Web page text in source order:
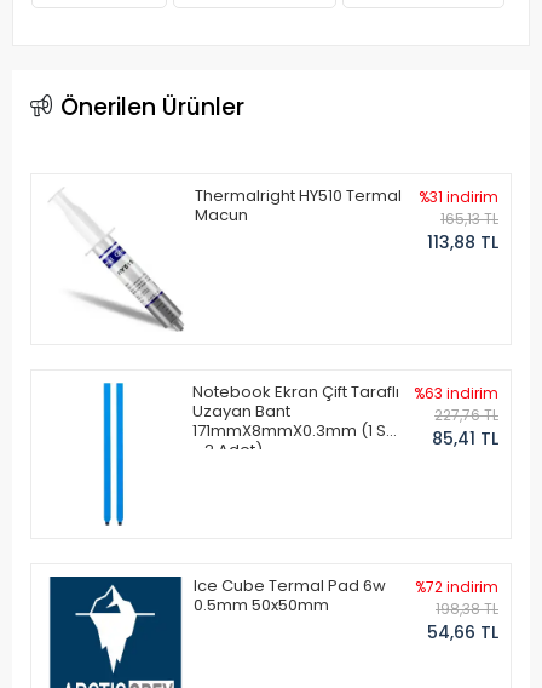
Önerilen Ürünler
Thermalright HY510 Termal
Macun
%31 indirim
165,13 TL
113,88 TL
Notebook Ekran Çift Taraflı
Uzayan Bant
171mmX8mmX0.3mm (1 Set
- 2 Adet)
%63 indirim
227,76 TL
85,41 TL
Ice Cube Termal Pad 6w
0.5mm 50x50mm
%72 indirim
198,38 TL
54,66 TL